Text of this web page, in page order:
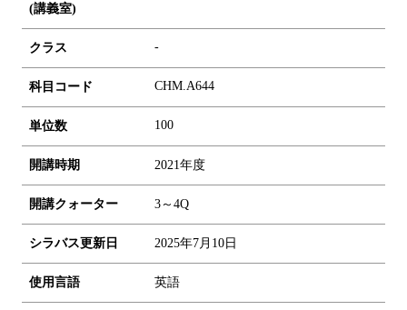
(講義室)
クラス -
科目コード CHM.A644
単位数 100
開講時期 2021年度
開講クォーター 3～4Q
シラバス更新日 2025年7月10日
使用言語 英語